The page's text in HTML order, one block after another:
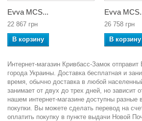
Evva MCS...
22 867 грн
В корзину
Evva
26 758 грн
В корзину
Интернет-магазин Кривбасс-Замок
города Украины. Доставка бесплатная и
время, обычно доставка в любой
занимает от двух до трех дней, но зависит
нашем интернет-магазине доступны
покупки. Вы можете сделать перевод на
оплатить покупку в пункте выдачи Новой